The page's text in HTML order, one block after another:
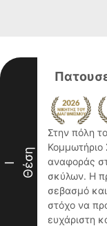
I Θέση
Στην πόλη
Κομμωτήριο
αναφοράς
σκύλων. Η
σεβασμό
στόχο να
ευχάριστη